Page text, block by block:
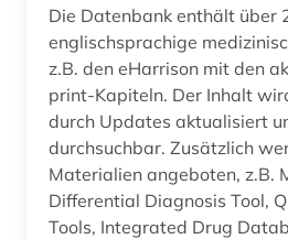
christoph jacob (2)
chromatographie (1)
chromosom (1)
circuit (1)
Die Datenbank enthält über
englischsprachige
z.B. den eHarrison mit den
print-Kapiteln. Der Inhalt
durch Updates aktualisiert
durchsuchbar. Zusätzlich werden weitere
Materialien angeboten, z.B.
Differential Diagnosis Tool,
Tools, Integrated Drug